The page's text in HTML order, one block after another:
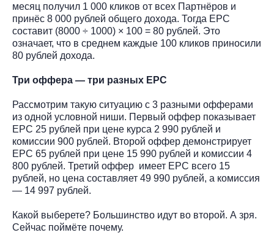
месяц получил 1 000 кликов от всех Партнёров и
принёс 8 000 рублей общего дохода. Тогда EPC
составит (8000 ÷ 1000) × 100 = 80 рублей. Это
означает, что в среднем каждые 100 кликов приносили
80 рублей дохода.
Три оффера — три разных EPC
Рассмотрим такую ситуацию с 3 разными офферами
из одной условной ниши. Первый оффер показывает
EPC 25 рублей при цене курса 2 990 рублей и
комиссии 900 рублей. Второй оффер демонстрирует
EPC 65 рублей при цене 15 990 рублей и комиссии 4
800 рублей. Третий оффер имеет EPC всего 15
рублей, но цена составляет 49 990 рублей, а комиссия
— 14 997 рублей.
Какой выберете? Большинство идут во второй. А зря.
Сейчас поймёте почему.